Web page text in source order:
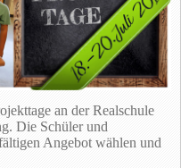
an der Realschule
Die Schüler und
Angebot wählen und